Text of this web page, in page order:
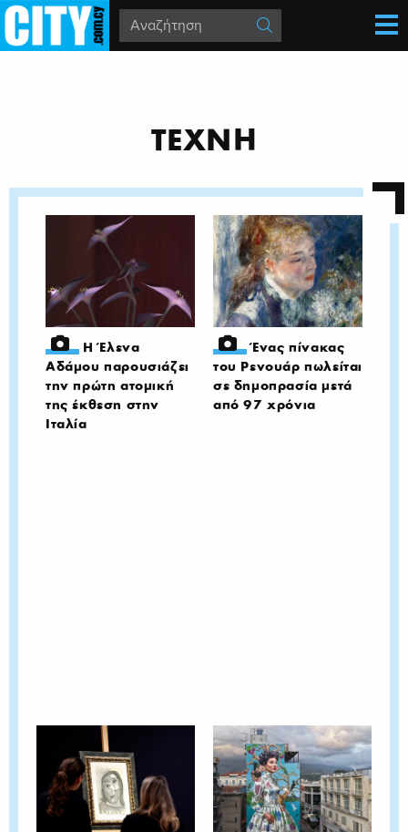
ΤΕΧΝΗ
Η Έλενα
Αδάμου παρουσιάζει
την πρώτη ατομική
της έκθεση στην
Ιταλία
Ένας πίνακας
του Ρενουάρ πωλείται
σε δημοπρασία μετά
από 97 χρόνια